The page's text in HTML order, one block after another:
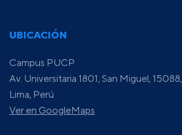
UBICACIÓN
Campus PUCP
Av. Universitaria 1801, San Miguel, 15088,
Lima, Perú
Ver en GoogleMaps